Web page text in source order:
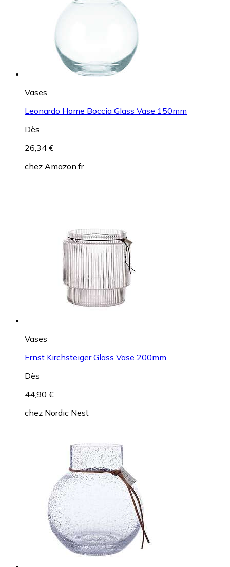
Vases
Leonardo Home Boccia Glass Vase 150mm
Dès
26,34 €
chez Amazon.fr
Vases
Ernst Kirchsteiger Glass Vase 200mm
Dès
44,90 €
chez Nordic Nest